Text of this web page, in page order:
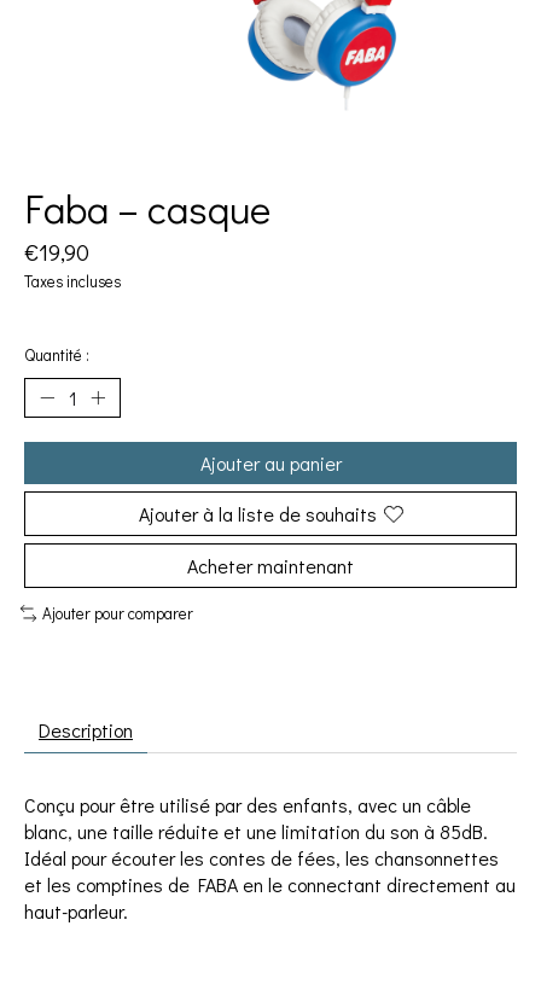
Faba – casque
€19,90
Taxes incluses
Quantité :
Ajouter au panier
Ajouter à la liste de souhaits
Acheter maintenant
Ajouter pour comparer
Description
Conçu pour être utilisé par des enfants, avec un câble
blanc, une taille réduite et une limitation du son à 85dB.
Idéal pour écouter les contes de fées, les chansonnettes
et les comptines de FABA en le connectant directement au
haut-parleur.